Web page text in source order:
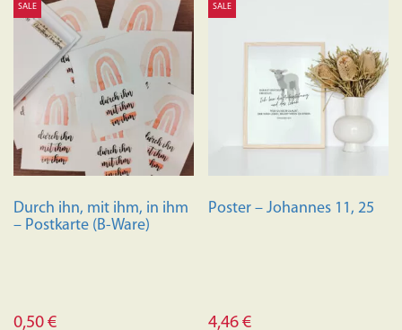
mehrere
Varianten
auf.
Die
Optionen
können
auf
der
gewählt
werden
SALE
Durch ihn, mit ihm, in ihm
– Postkarte (B-Ware)
0,50 €
SALE
Poster – Johannes 11, 25
4,46€